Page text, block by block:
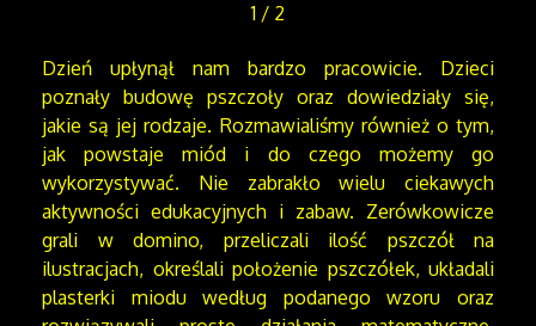
1 / 2
Dzień upłynął nam bardzo pracowicie. Dzieci
poznały budowę pszczoły oraz dowiedziały się,
jakie są jej rodzaje. Rozmawialiśmy również o tym,
jak powstaje miód i do czego możemy go
wykorzystywać. Nie zabrakło wielu ciekawych
aktywności edukacyjnych i zabaw. Zerówkowicze
grali w domino, przeliczali ilość pszczół na
ilustracjach, określali położenie pszczółek, układali
plasterki miodu według podanego wzoru oraz